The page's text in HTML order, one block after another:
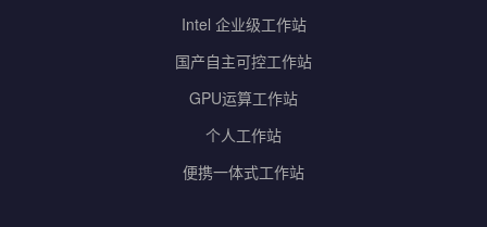
Intel 企业级工作站
国产自主可控工作站
GPU运算工作站
个人工作站
便携一体式工作站